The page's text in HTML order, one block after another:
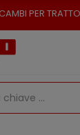
-